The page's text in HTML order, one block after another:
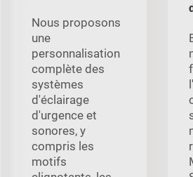
Nous proposons
une
personnalisation
complète des
systèmes
d'éclairage
d'urgence et
sonores, y
compris les
motifs